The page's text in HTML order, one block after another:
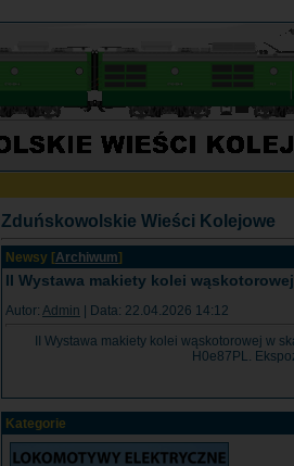
Zduńskowolskie Wieści Kolejowe
Newsy [Archiwum]
II Wystawa makiety kolei
Autor: Admin | Data: 22.04.2026 14:12
II Wystawa makiety kolei wąskotorowej w
H0e87PL.
Kategorie